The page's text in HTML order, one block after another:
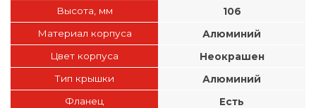
Высота, мм
106
Материал корпуса
Алюминий
Цвет корпуса
Неокрашен
Тип крышки
Алюминий
Фланец
Есть